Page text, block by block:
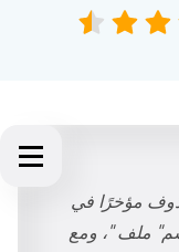
مؤخرًا في
ملف "، ومع